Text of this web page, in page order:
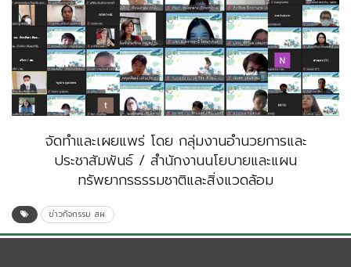
จัดทำและเผยแพร่ โดย กลุ่มงานอำนวยการและ
ประชาสัมพันธ์ / สำนักงานนโยบายและแผน
ทรัพยากรธรรมชาติและสิ่งแวดล้อม
ข่าวกิจกรรม สผ.